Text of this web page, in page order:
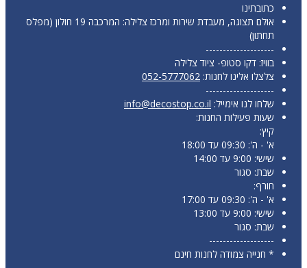
כתובתינו
אולם תצוגה, מעבדת שירות ומרכז צלילה: המרכבה 19 חולון (מפלס
תחתון)
--------------------
בוויז: דקו סטופ- ציוד צלילה
צלצלו אלינו לחנות: 052-5777062
--------------------
שלחו לנו אימייל: info@decostop.co.il
שעות פעילות החנות:
קיץ:
א' - ה': 09:30 עד 18:00
שישי: 9:00 עד 14:00
שבת: סגור
חורף:
א' - ה': 09:30 עד 17:00
שישי: 9:00 עד 13:00
שבת: סגור
-------------------
* חנייה צמודה לחנות חינם